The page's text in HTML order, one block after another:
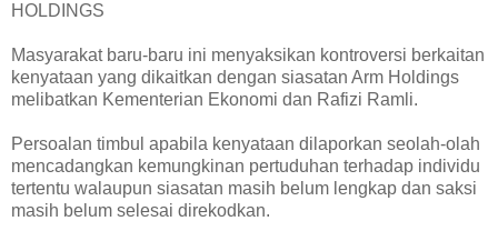
HOLDINGS
Masyarakat baru-baru ini menyaksikan kontroversi berkaitan
kenyataan yang dikaitkan dengan siasatan Arm Holdings
melibatkan Kementerian Ekonomi dan Rafizi Ramli.
Persoalan timbul apabila kenyataan dilaporkan seolah-olah
mencadangkan kemungkinan pertuduhan terhadap individu
tertentu walaupun siasatan masih belum lengkap dan saksi
masih belum selesai direkodkan.